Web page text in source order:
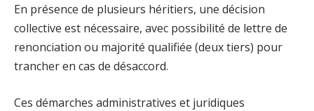
En présence de plusieurs héritiers, une décision
collective est nécessaire, avec possibilité de lettre de
renonciation ou majorité qualifiée (deux tiers) pour
trancher en cas de désaccord.
Ces démarches administratives et juridiques